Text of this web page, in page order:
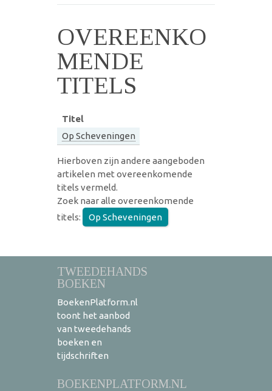
OVEREENKO
MENDE
TITELS
Titel
Op Scheveningen
Hierboven zijn andere aangeboden
artikelen met overeenkomende
titels vermeld.
Zoek naar alle overeenkomende
titels:
Op Scheveningen
TWEEDEHANDS
BOEKEN
BoekenPlatform.nl
toont het aanbod
van tweedehands
boeken en
tijdschriften
BOEKENPLATFORM.NL